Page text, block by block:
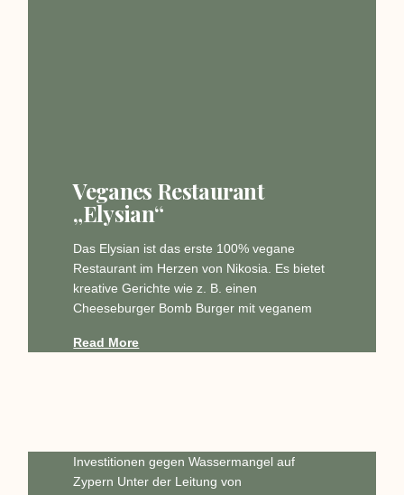
Veganes Restaurant
„Elysian“
Das Elysian ist das erste 100% vegane
Restaurant im Herzen von Nikosia. Es bietet
kreative Gerichte wie z. B. einen
Cheeseburger Bomb Burger mit veganem
Read More
Investitionen gegen Wassermangel auf
Zypern Unter der Leitung von